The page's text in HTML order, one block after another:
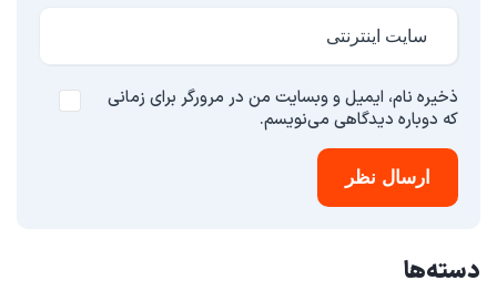
ذخیره نام، ایمیل و وبسایت من در مرورگر برای زمانی
که دوباره دیدگاهی می‌نویسم.
ارسال نظر
دسته‌ها